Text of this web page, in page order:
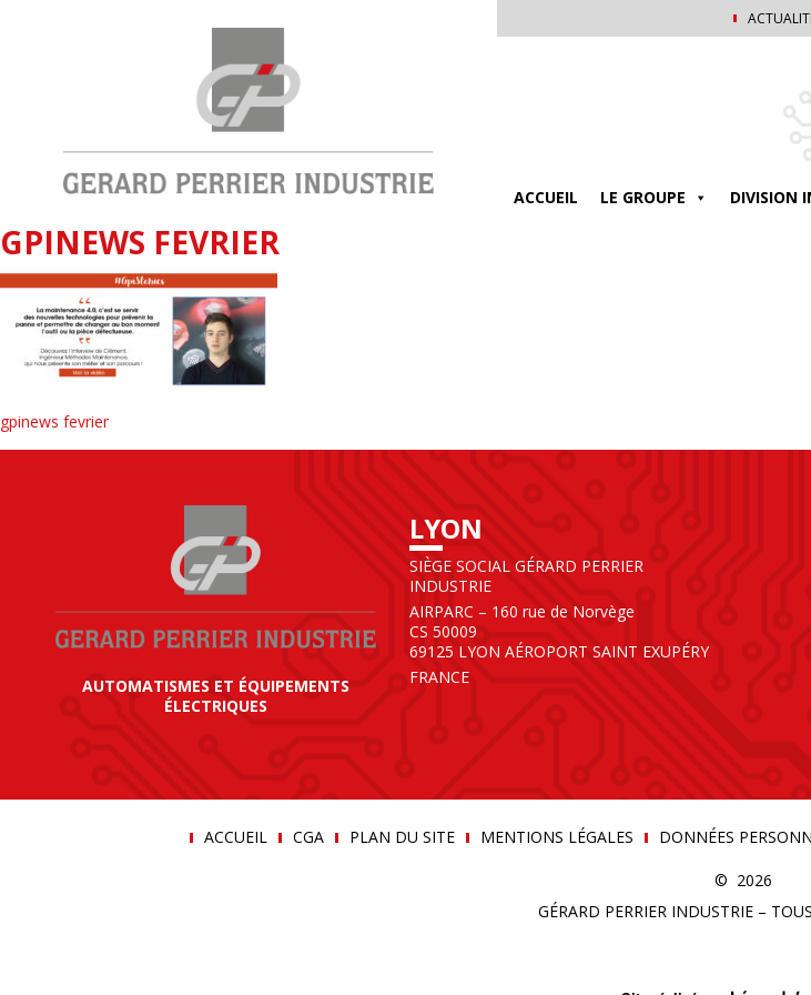
ACCUEIL LE GROUPE DIVISION
GPINEWS FEVRIER
gpinews fevrier
AUTOMATISMES ET ÉQUIPEMENTS
ÉLECTRIQUES
LYON
SIÈGE SOCIAL GÉRARD PERRIER
INDUSTRIE
AIRPARC – 160 rue de Norvège
CS 50009
69125 LYON AÉROPORT SAINT EXUPÉRY
FRANCE
ACCUEIL CGA PLAN DU SITE MENTIONS LÉGALES DONNÉES
© 2026
GÉRARD PERRIER INDUSTRIE –